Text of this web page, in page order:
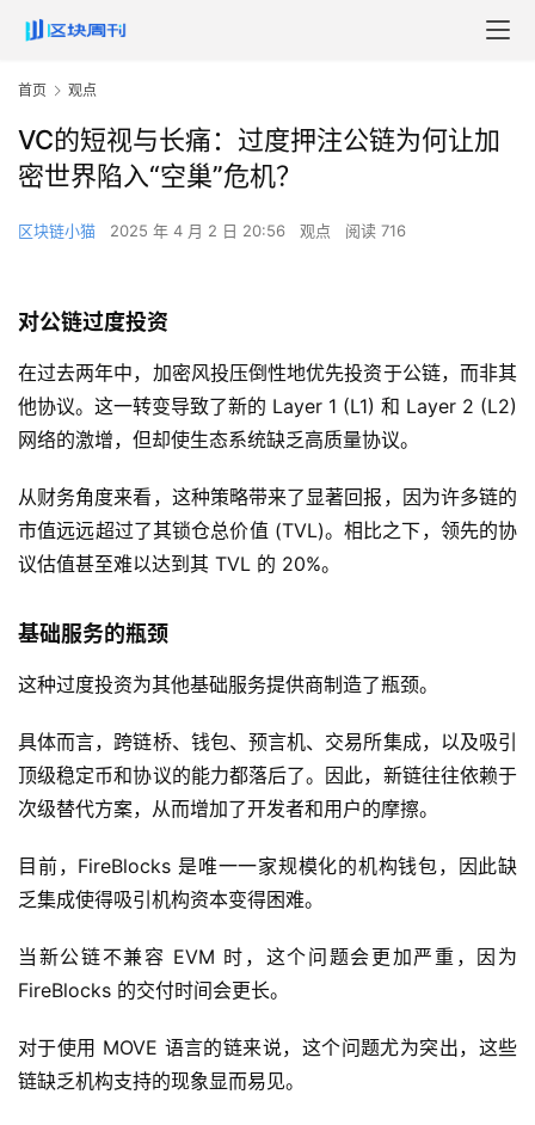
首页 观点
VC的短视与长痛：过度押注公链为何让加
密世界陷入“空巢”危机？
区块链小猫 2025 年 4 月 2 日 20:56 观点 阅读 716
对公链过度投资
在过去两年中，加密风投压倒性地优先投资于公链，而非其
他协议。这一转变导致了新的 Layer 1 (L1) 和 Layer 2 (L2)
网络的激增，但却使生态系统缺乏高质量协议。
从财务角度来看，这种策略带来了显著回报，因为许多链的
市值远远超过了其锁仓总价值 (TVL)。相比之下，领先的协
议估值甚至难以达到其 TVL 的 20%。
基础服务的瓶颈
这种过度投资为其他基础服务提供商制造了瓶颈。
具体而言，跨链桥、钱包、预言机、交易所集成，以及吸引
顶级稳定币和协议的能力都落后了。因此，新链往往依赖于
次级替代方案，从而增加了开发者和用户的摩擦。
目前，FireBlocks 是唯一一家规模化的机构钱包，因此缺
乏集成使得吸引机构资本变得困难。
当新公链不兼容 EVM 时，这个问题会更加严重，因为
FireBlocks 的交付时间会更长。
对于使用 MOVE 语言的链来说，这个问题尤为突出，这些
链缺乏机构支持的现象显而易见。